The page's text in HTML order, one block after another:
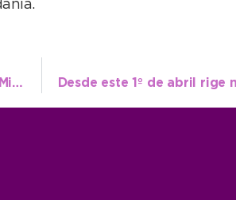
Se presentó la Mesa interinstitucional de Consenso del Parque Miguel Lillo